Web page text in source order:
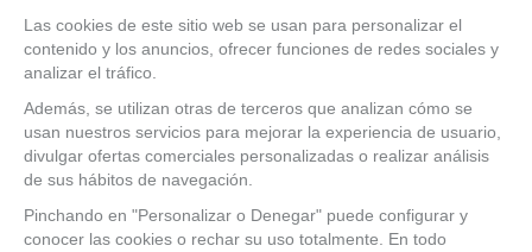
¿Dónde encontrar una tienda de
música en la provincia de Pontevedra?
Una de las mejores tiendas de música de toda Galicia se encuentra en
Las cookies de este sitio web se usan para personalizar el
contenido y los anuncios, ofrecer funciones de redes sociales y
analizar el tráfico.
Además, se utilizan otras de terceros que analizan cómo se
usan nuestros servicios para mejorar la experiencia de usuario,
divulgar ofertas comerciales personalizadas o realizar análisis
de sus hábitos de navegación.
Pinchando en "Personalizar o Denegar" puede configurar y
conocer las cookies o rechar su uso totalmente. En todo